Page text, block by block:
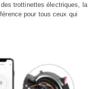
trottinettes électriques, la
pour tous ceux qui